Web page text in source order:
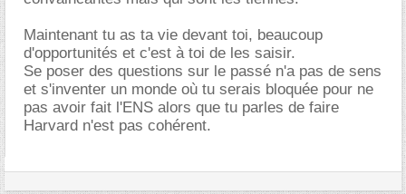
Maintenant tu as ta vie devant toi, beaucoup
d'opportunités et c'est à toi de les saisir.
Se poser des questions sur le passé n'a pas de sens
et s'inventer un monde où tu serais bloquée pour ne
pas avoir fait l'ENS alors que tu parles de faire
Harvard n'est pas cohérent.